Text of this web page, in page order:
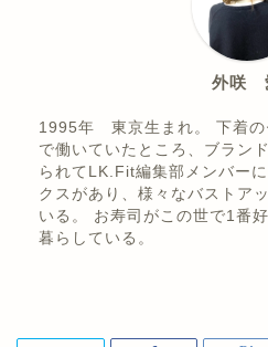
外咲
1995年 東京生まれ。 下着の
で働いていたところ、ブラン
られてLK.Fit編集部メンバー
クスがあり、様々なバストア
いる。 お寿司がこの世で1番
暮らしている。